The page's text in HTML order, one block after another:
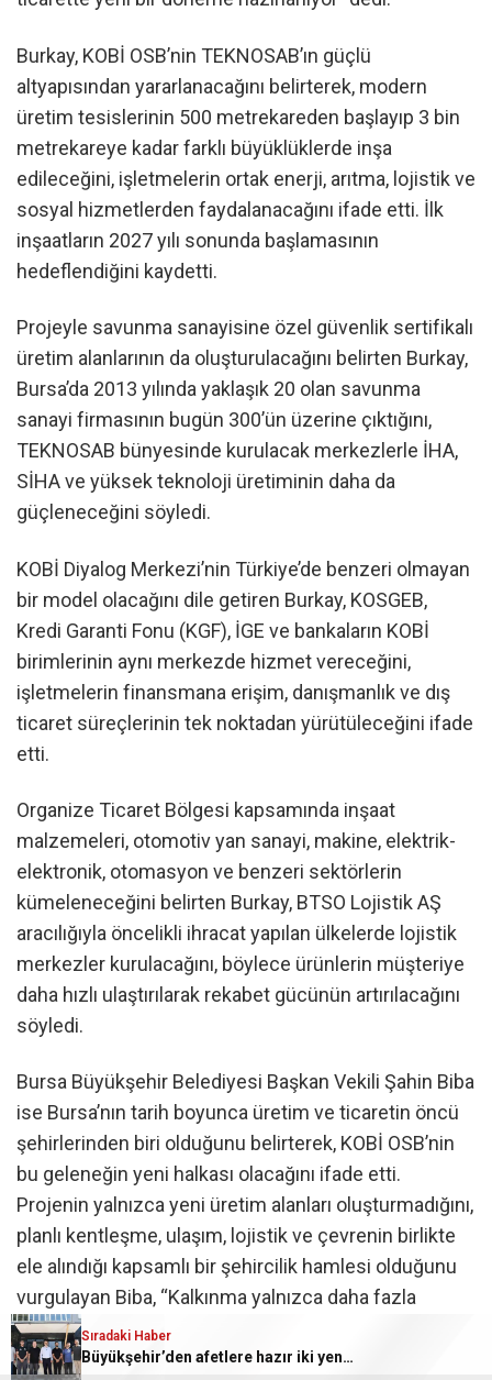
Burkay, KOBİ OSB’nin TEKNOSAB’ın güçlü
altyapısından yararlanacağını belirterek, modern
üretim tesislerinin 500 metrekareden başlayıp 3 bin
metrekareye kadar farklı büyüklüklerde inşa
edileceğini, işletmelerin ortak enerji, arıtma, lojistik ve
sosyal hizmetlerden faydalanacağını ifade etti. İlk
inşaatların 2027 yılı sonunda başlamasının
hedeflendiğini kaydetti.
Projeyle savunma sanayisine özel güvenlik sertifikalı
üretim alanlarının da oluşturulacağını belirten Burkay,
Bursa’da 2013 yılında yaklaşık 20 olan savunma
sanayi firmasının bugün 300’ün üzerine çıktığını,
TEKNOSAB bünyesinde kurulacak merkezlerle İHA,
SİHA ve yüksek teknoloji üretiminin daha da
güçleneceğini söyledi.
KOBİ Diyalog Merkezi’nin Türkiye’de benzeri olmayan
bir model olacağını dile getiren Burkay, KOSGEB,
Kredi Garanti Fonu (KGF), İGE ve bankaların KOBİ
birimlerinin aynı merkezde hizmet vereceğini,
işletmelerin finansmana erişim, danışmanlık ve dış
ticaret süreçlerinin tek noktadan yürütüleceğini ifade
etti.
Organize Ticaret Bölgesi kapsamında inşaat
malzemeleri, otomotiv yan sanayi, makine, elektrik-
elektronik, otomasyon ve benzeri sektörlerin
kümeleneceğini belirten Burkay, BTSO Lojistik AŞ
aracılığıyla öncelikli ihracat yapılan ülkelerde lojistik
merkezler kurulacağını, böylece ürünlerin müşteriye
daha hızlı ulaştırılarak rekabet gücünün artırılacağını
söyledi.
Bursa Büyükşehir Belediyesi Başkan Vekili Şahin Biba
ise Bursa’nın tarih boyunca üretim ve ticaretin öncü
şehirlerinden biri olduğunu belirterek, KOBİ OSB’nin
bu geleneğin yeni halkası olacağını ifade etti.
Projenin yalnızca yeni üretim alanları oluşturmadığını,
planlı kentleşme, ulaşım, lojistik ve çevrenin birlikte
ele alındığı kapsamlı bir şehircilik hamlesi olduğunu
vurgulayan Biba, “Kalkınma yalnızca daha fazla
üretmek değildir. Doğru yerde üretmek, planlı
büyümek, çevreyi korumak ve gelecek nesillere
Sıradaki Haber
Büyükşehir’den afetlere hazır iki yeni mobil araç